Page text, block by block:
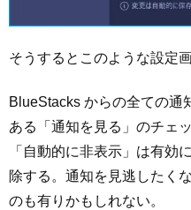
そうするとこのような設定
BlueStacks からの全ての通
ある「通知を見る」のチェ
「自動的に非表示」は有効
除する。通知を見逃したく
のも有りかもしれない。